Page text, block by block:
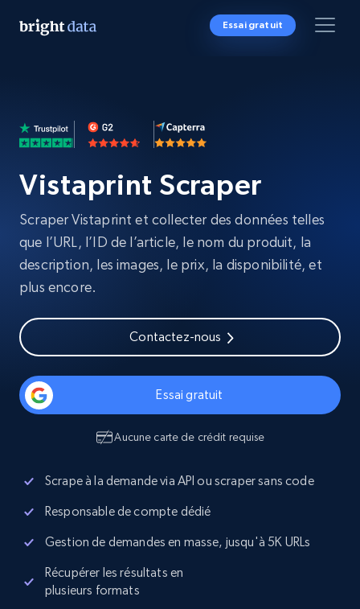
Essai gratuit
Vistaprint Scraper
Scraper Vistaprint et collecter des données telles
que l’URL, l’ID de l’article, le nom du produit, la
description, les images, le prix, la disponibilité, et
plus encore.
Contactez-nous
Essai gratuit
Aucune carte de crédit requise
Scrape à la demande via API ou scraper sans code
Responsable de compte dédié
Gestion de demandes en masse, jusqu'à 5K URLs
Récupérer les résultats en
plusieurs formats